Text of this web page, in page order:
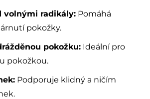
volnými radikály: Pomáhá
pokožky.
pokožku: Ideální pro
pokožkou.
Podporuje klidný a ničím